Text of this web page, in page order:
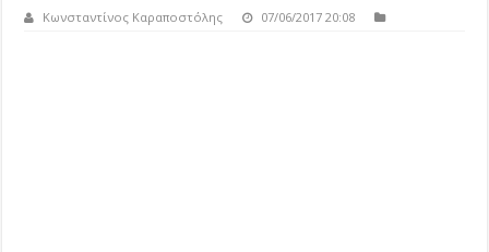
Κωνσταντίνος Καραποστόλης 07/06/2017 20:08